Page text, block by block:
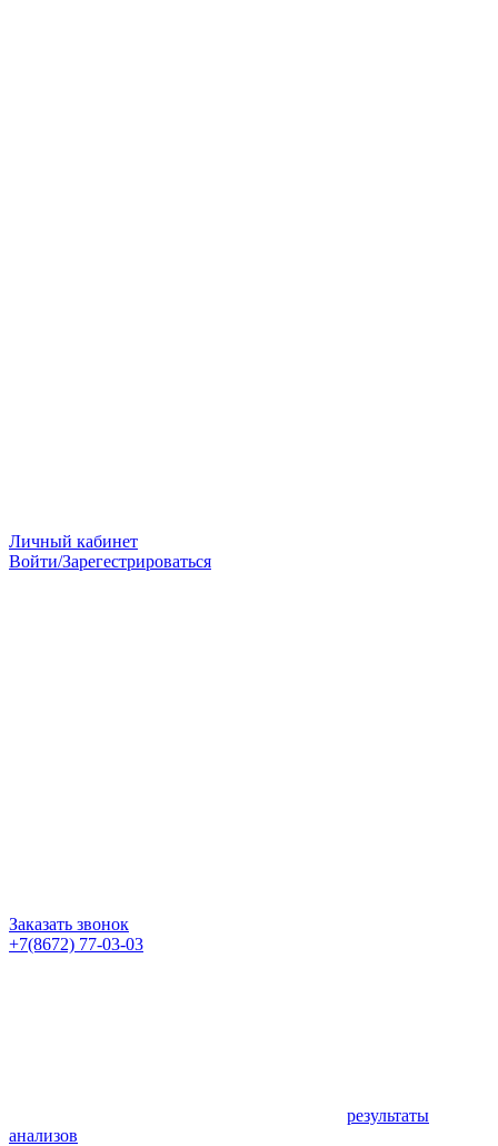
Личный кабинет
Войти/Зарегестрироваться
Заказать звонок
+7(8672) 77-03-03
результаты
анализов